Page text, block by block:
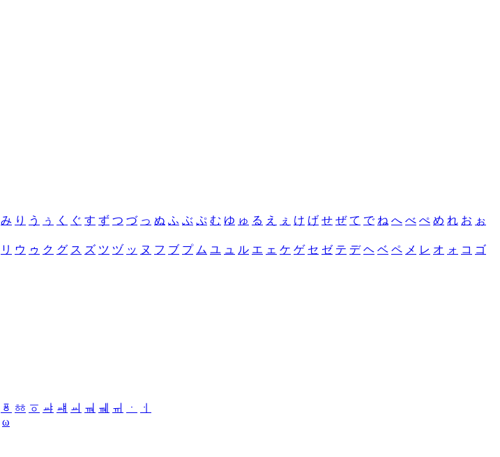
み り う ぅ く ぐ す ず つ づ っ ぬ ふ ぶ ぷ む ゆ ゅ る え ぇ け げ せ ぜ て で ね へ べ ぺ め れ お ぉ
リ ウ ゥ ク グ ス ズ ツ ヅ ッ ヌ フ ブ プ ム ユ ュ ル エ ェ ケ ゲ セ ゼ テ デ ヘ ベ ペ メ レ オ ォ コ ゴ
ㆄ ㆅ ㆆ ㆇ ㆈ ㆉ ㆊ ㆋ ㆌ ㆍ
ㆎ
ω